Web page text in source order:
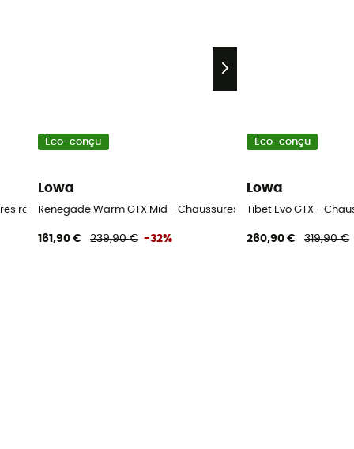
randonnée homme
Eco-conçu
Lowa
Renegade Warm GTX Mid - Chaussures randonnée homme
161,90 € 239,90 € -32%
Eco-conçu
Lowa
Tibet Evo GTX -
260,90 € 319,90 €